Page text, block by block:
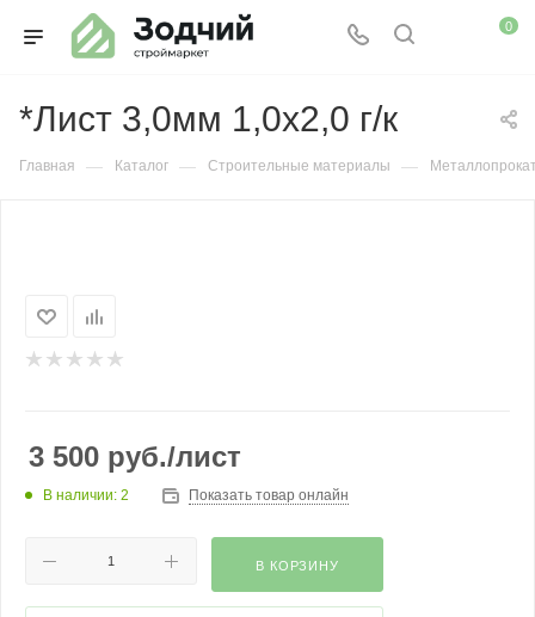
0
*Лист 3,0мм 1,0х2,0 г/к
Главная — Каталог — Строительные материалы —
3 500 руб./лист
В наличии: 2 Показать товар онлайн
В КОРЗИНУ